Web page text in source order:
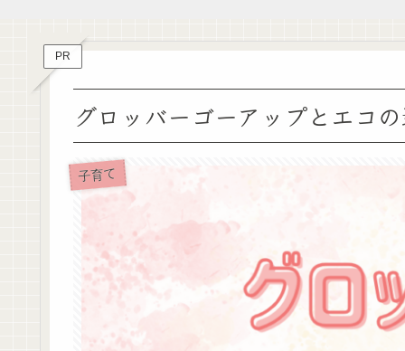
PR
グロッバーゴーアップとエコ
子育て